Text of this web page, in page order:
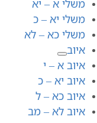
משלי א – יא
משלי יא – כ
משלי כא – לא
איוב
איוב א – י
איוב יא – כ
איוב כא – ל
איוב לא – מב